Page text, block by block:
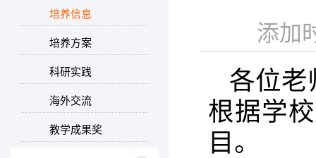
培养信息
培养方案
科研实践
海外交流
教学成果奖
添加
各位老
根据学
目。